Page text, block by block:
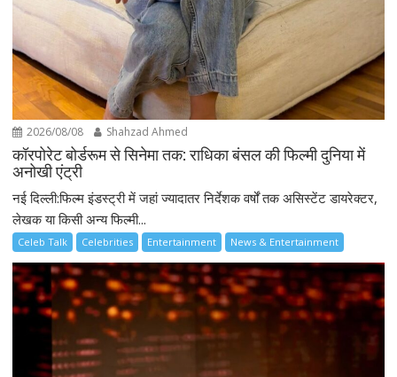
2026/08/08 Shahzad Ahmed
कॉरपोरेट बोर्डरूम से सिनेमा तक: राधिका बंसल की फिल्मी दुनिया में
अनोखी एंट्री
नई दिल्ली:फिल्म इंडस्ट्री में जहां ज्यादातर निर्देशक वर्षों तक असिस्टेंट डायरेक्टर,
लेखक या किसी अन्य फिल्मी...
Celeb Talk Celebrities Entertainment News & Entertainment